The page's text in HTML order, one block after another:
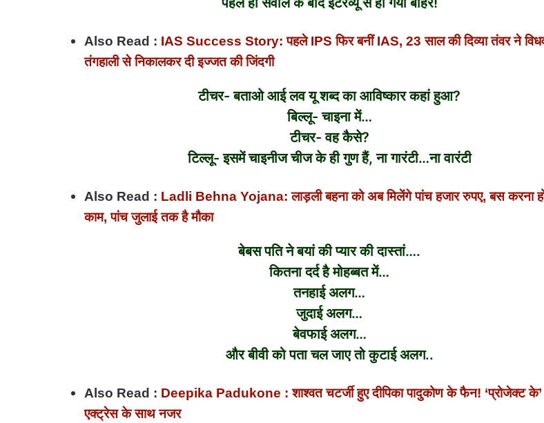
Also Read : IAS Success Story: पहले IPS फिर बनीं IAS, 23 साल की दिव्या तंवर ने
तंगहाली से निकालकर दी इज्जत की जिंदगी
टीचर- बताओ आई लव यू शब्द का आविष्कार कहां हुआ?
बिल्लू- चाइना में…
टीचर- वह कैसे?
टिल्लू- इसमें चाइनीज चीज के ही गुण हैं, ना गारंटी…ना वारंटी
Also Read : Ladli Behna Yojana: लाड़ली बहना को अब मिलेंगे पांच हजार रुपए, बस करना
काम, पांच जुलाई तक है मौका
बेबस पति ने बयां की प्यार की दास्तां….
कितना दर्द है मोहब्बत में…
तनहाई अलग…
जुदाई अलग…
बेवफाई अलग…
और बीवी को पता चल जाए तो कुटाई अलग..
Also Read : Deepika Padukone : शाश्वत चटर्जी हुए दीपिका पादुकोण के फैन! ‘प्रोजेक्ट
एक्ट्रेस के साथ नजर